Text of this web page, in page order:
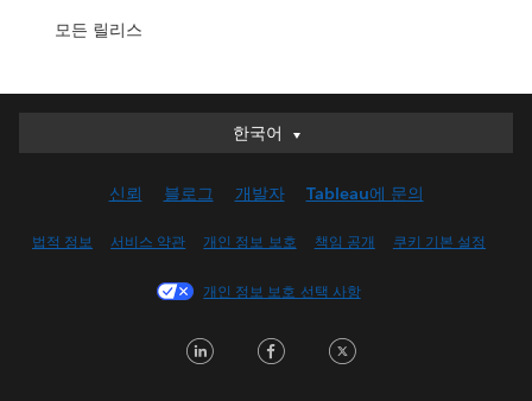
모든 릴리스
한국어
한국어
English (UK)
Français (Canada)
Italiano
신뢰 블로그 개발자 Tableau에 문의
법적 정보 서비스 약관 개인 정보 보호 책임 공개 쿠키 기본 설정
개인 정보 보호 선택 사항
LinkedInFacebook